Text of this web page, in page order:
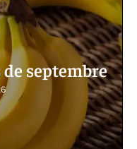
septembre